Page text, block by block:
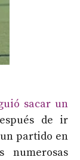
sacar un
de ir
partido en